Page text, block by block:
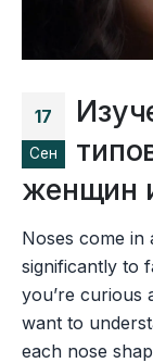
17
Сен
женщин
Noses come in
significantly to
you’re curious
want to
each nose